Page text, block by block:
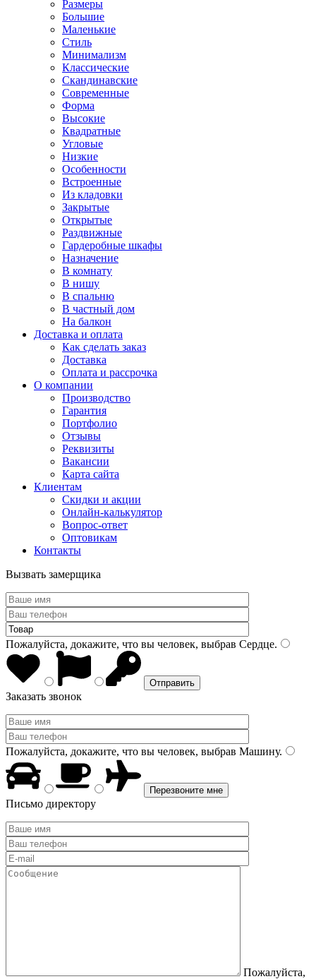
Размеры
Большие
Маленькие
Стиль
Минимализм
Классические
Скандинавские
Современные
Форма
Высокие
Квадратные
Угловые
Низкие
Особенности
Встроенные
Из кладовки
Закрытые
Открытые
Раздвижные
Гардеробные шкафы
Назначение
В комнату
В нишу
В спальню
В частный дом
На балкон
Доставка и оплата
Как сделать заказ
Доставка
Оплата и рассрочка
О компании
Производство
Гарантия
Портфолио
Отзывы
Реквизиты
Вакансии
Карта сайта
Клиентам
Скидки и акции
Онлайн-калькулятор
Вопрос-ответ
Оптовикам
Контакты
Вызвать замерщика
Пожалуйста, докажите, что вы человек, выбрав Сердце.
Заказать звонок
Пожалуйста, докажите, что вы человек, выбрав Машину.
Письмо директору
Пожалуйста,